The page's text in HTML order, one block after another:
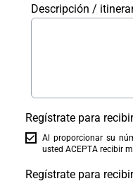
Descripción /
Regístrate para
Al proporcionar su
usted ACEPTA recibir
Regístrate para